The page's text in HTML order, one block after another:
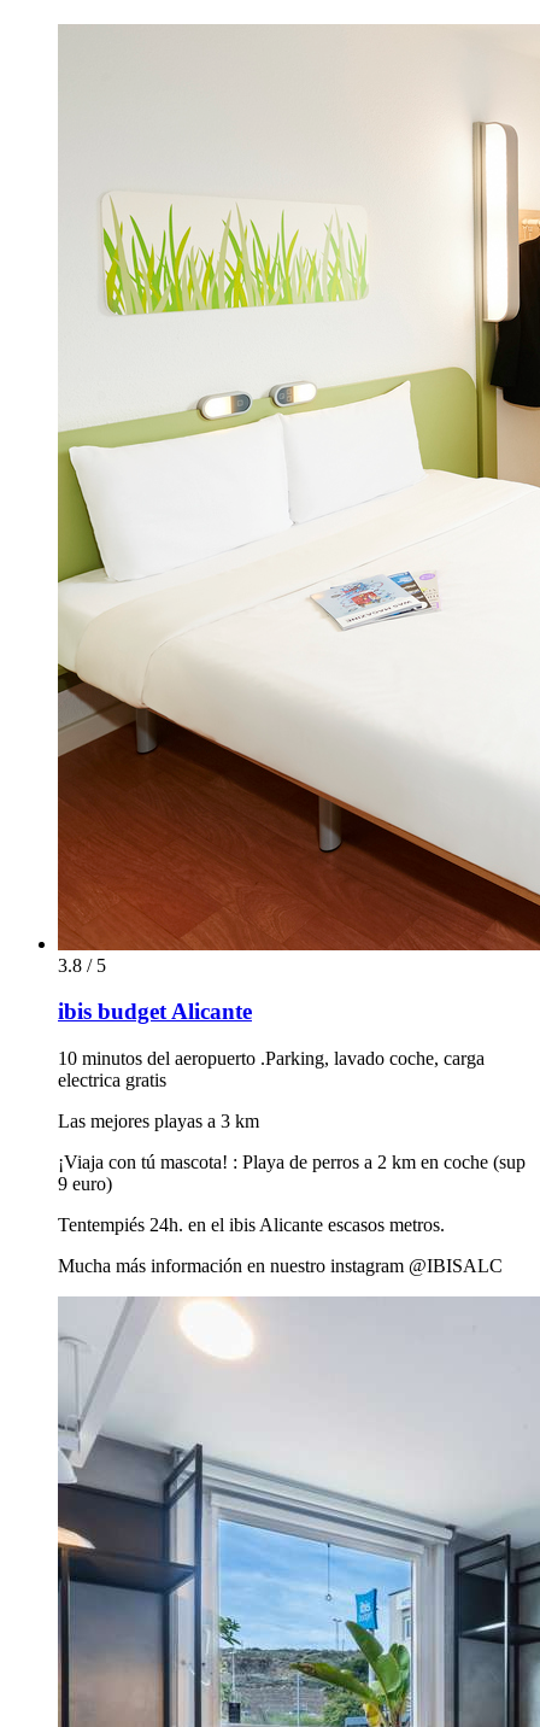
3.8 / 5
ibis budget Alicante
10 minutos del aeropuerto .Parking, lavado coche, carga
electrica gratis
Las mejores playas a 3 km
¡Viaja con tú mascota! : Playa de perros a 2 km en coche (sup
9 euro)
Tentempiés 24h. en el ibis Alicante escasos metros.
Mucha más información en nuestro instagram @IBISALC